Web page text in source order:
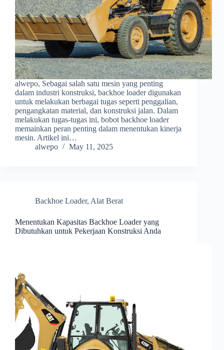
alwepo, Sebagai salah satu mesin yang penting
dalam industri konstruksi, backhoe loader digunakan
untuk melakukan berbagai tugas seperti penggalian,
pengangkatan material, dan konstruksi jalan. Dalam
melakukan tugas-tugas ini, bobot backhoe loader
memainkan peran penting dalam menentukan kinerja
mesin. Artikel ini…
alwepo
May 11, 2025
Backhoe Loader, Alat Berat
Menentukan Kapasitas Backhoe Loader yang
Dibutuhkan untuk Pekerjaan Konstruksi Anda